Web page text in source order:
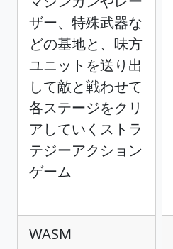
ザー、特殊武器な
どの基地と、味方
ユニットを送り出
して敵と戦わせて
各ステージをクリ
アしていくストラ
テジーアクション
ゲーム
WASM